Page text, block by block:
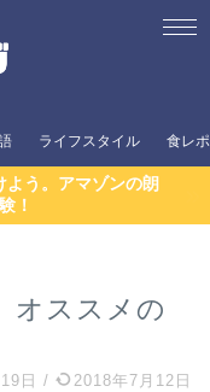
ライフスタイル 食レポ
よう。アマゾンの朗
！
オススメの
日 / 2018年7月12日